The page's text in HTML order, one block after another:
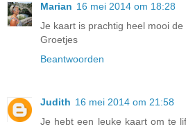
Marian 16 mei 2014 om 18:28
Je kaart is prachtig heel mooi de
Groetjes
Beantwoorden
Judith 16 mei 2014 om 21:58
Je hebt een leuke kaart om te